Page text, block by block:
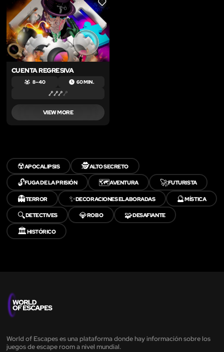
LIKE
CUENTA REGRESIVA
8 – 40 60 MIN.
VIEW MORE
☢️APOCALIPSIS 🕵️ALTO SECRETO
🔓FUGA DE LA PRISIÓN 🗺️AVENTURA 🚀FUTURISTA
👻TERROR ✨DECORACIONES ELABORADAS 🔮MÍSTICA
🔍DETECTIVES 💎ROBO 🧩DESAFIANTE
🏛️HISTÓRICO
World of Escapes es una plataforma donde hay información sobre los
juegos de escape room a nivel mundial.